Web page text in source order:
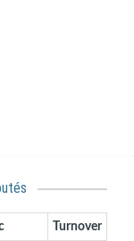
Turnover